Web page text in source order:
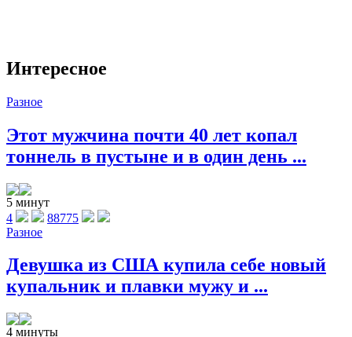
Интересное
Разное
Этот мужчина почти 40 лет копал
тоннель в пустыне и в один день ...
5 минут
4
88775
Разное
Девушка из США купила себе новый
купальник и плавки мужу и ...
4 минуты